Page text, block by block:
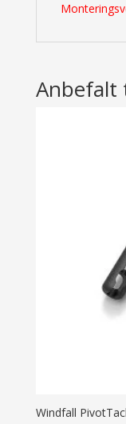
Anbefalt
Windfall